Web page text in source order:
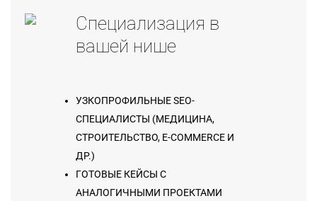
Специализация в
вашей нише
УЗКОПРОФИЛЬНЫЕ SEO-
СПЕЦИАЛИСТЫ (МЕДИЦИНА,
СТРОИТЕЛЬСТВО, E-COMMERCE И
ДР.)
ГОТОВЫЕ КЕЙСЫ С
АНАЛОГИЧНЫМИ ПРОЕКТАМИ